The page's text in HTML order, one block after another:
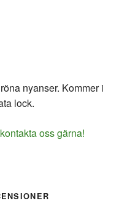
nyanser. Kommer i
lock.
oss gärna!